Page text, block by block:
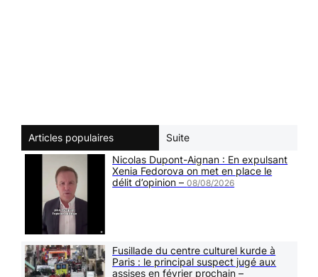
Articles populaires
Suite
Nicolas Dupont-Aignan : En expulsant
Xenia Fedorova on met en place le
délit d’opinion –08/08/2026
Fusillade du centre culturel kurde à
Paris : le principal suspect jugé aux
assises en février prochain –